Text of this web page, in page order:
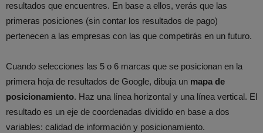
resultados que encuentres. En base a ellos, verás que las
primeras posiciones (sin contar los resultados de pago)
pertenecen a las empresas con las que competirás en un futuro.
Cuando selecciones las 5 o 6 marcas que se posicionan en la
primera hoja de resultados de Google, dibuja un mapa de
posicionamiento. Haz una línea horizontal y una línea vertical. El
resultado es un eje de coordenadas dividido en base a dos
variables: calidad de información y posicionamiento.